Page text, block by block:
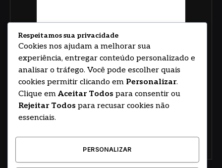
Respeitamos sua privacidade
Cookies nos ajudam a melhorar sua
experiência, entregar conteúdo personalizado e
analisar o tráfego. Você pode escolher quais
cookies permitir clicando em Personalizar.
Clique em Aceitar Todos para consentir ou
Rejeitar Todos para recusar cookies não
essenciais.
PERSONALIZAR